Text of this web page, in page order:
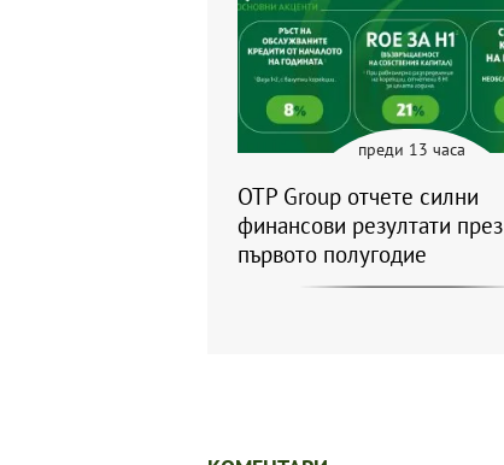
преди 13 часа
OTP Group отчете силни
финансови резултати през
първото полугодие